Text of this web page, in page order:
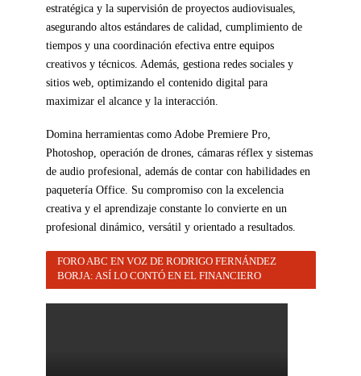
estratégica y la supervisión de proyectos audiovisuales,
asegurando altos estándares de calidad, cumplimiento de
tiempos y una coordinación efectiva entre equipos
creativos y técnicos. Además, gestiona redes sociales y
sitios web, optimizando el contenido digital para
maximizar el alcance y la interacción.
Domina herramientas como Adobe Premiere Pro,
Photoshop, operación de drones, cámaras réflex y sistemas
de audio profesional, además de contar con habilidades en
paquetería Office. Su compromiso con la excelencia
creativa y el aprendizaje constante lo convierte en un
profesional dinámico, versátil y orientado a resultados.
FORO ABC EN VOZ DE RODRIGO FERNÁNDEZ
BORJA: ASÍ LO CONTÓ EN EL FINANCIERO